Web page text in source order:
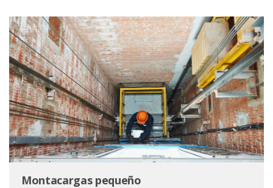
Montacargas pequeño